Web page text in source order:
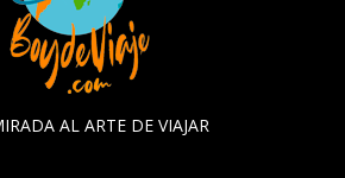
AL ARTE DE VIAJAR